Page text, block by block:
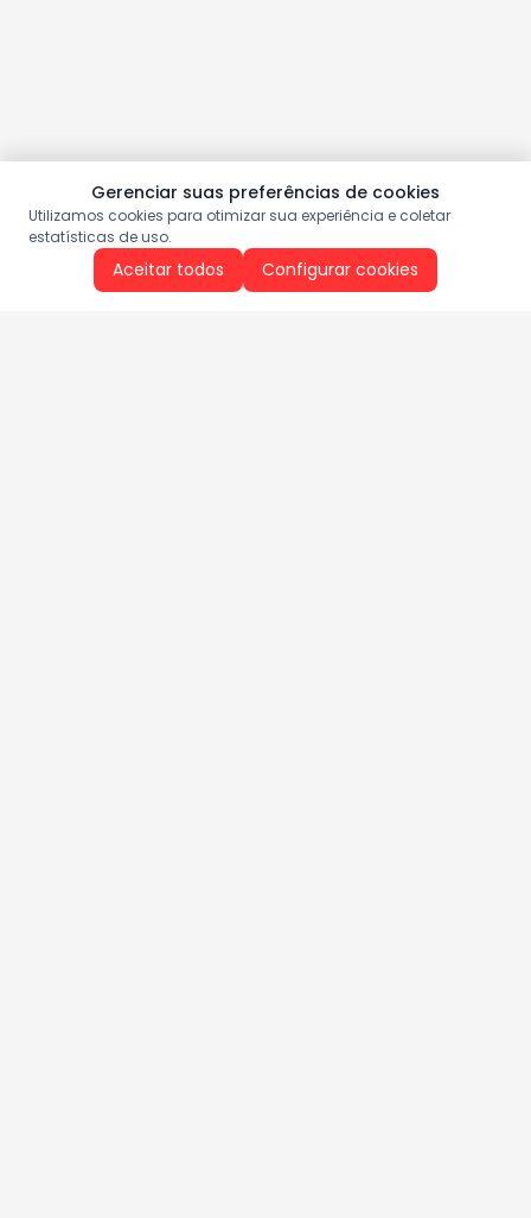
Gerenciar suas preferências de cookies
Utilizamos cookies para otimizar sua experiência e coletar
estatísticas de uso.
Aceitar todos Configurar cookies